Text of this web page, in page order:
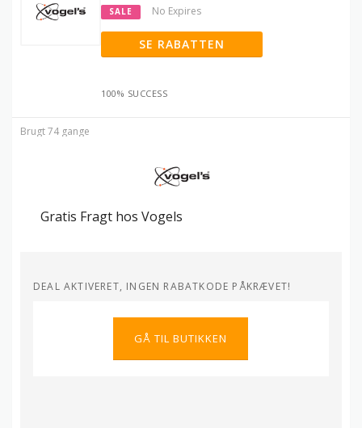
SALE No Expires
SE RABATTEN
100% SUCCESS
Brugt 74 gange
Gratis Fragt hos Vogels
DEAL AKTIVERET, INGEN RABATKODE PÅKRÆVET!
GÅ TIL BUTIKKEN